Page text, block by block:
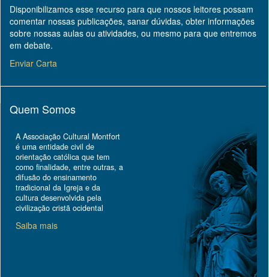
Disponibilizamos esse recurso para que nossos leitores possam
comentar nossas publicações, sanar dúvidas, obter informações
sobre nossas aulas ou atividades, ou mesmo para que entremos
em debate.
Enviar Carta
Quem Somos
A Associação Cultural Montfort
é uma entidade civil de
orientação católica que tem
como finalidade, entre outras, a
difusão do ensinamento
tradicional da Igreja e da
cultura desenvolvida pela
civilização cristã ocidental
Saiba mais